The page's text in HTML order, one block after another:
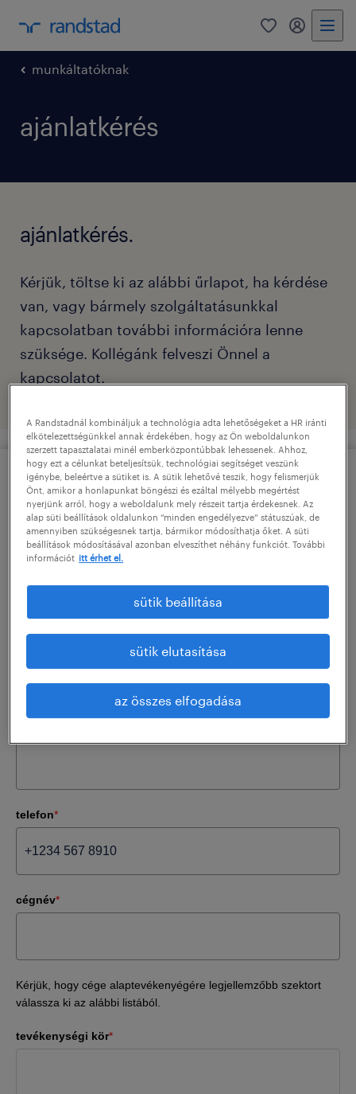
0
munkáltatóknak
ajánlatkérés
ajánlatkérés.
Kérjük, töltse ki az alábbi űrlapot, ha kérdése
van, vagy bármely szolgáltatásunkkal
kapcsolatban további információra lenne
szüksége. Kollégánk felveszi Önnel a
kapcsolatot.
vezetéknév*
keresztnév
telefon*
cégnév*
Kérjük, hogy cége alaptevékenyégére legjellemzőbb szektort
válassza ki az alábbi listából.
tevékenységi kör*
A Randstadnál kombináljuk a technológia adta lehetőségeket a HR iránti
elkötelezettségünkkel annak érdekében, hogy az Ön weboldalunkon
szerzett tapasztalatai minél emberközpontúbbak lehessenek. Ahhoz,
hogy ezt a célunkat beteljesítsük, technológiai segítséget veszünk
igénybe, beleértve a sütiket is. A sütik lehetővé teszik, hogy felismerjük
Önt, amikor a honlapunkat böngészi és ezáltal mélyebb megértést
nyerjünk arról, hogy a weboldalunk mely részeit tartja érdekesnek. Az
alap süti beállítások oldalunkon “minden engedélyezve” státuszúak, de
amennyiben szükségesnek tartja, bármikor módosíthatja őket. A süti
beállítások módosításával azonban elveszíthet néhány funkciót. További
információt itt érhet el.
sütik beállítása
sütik elutasítása
az összes elfogadása